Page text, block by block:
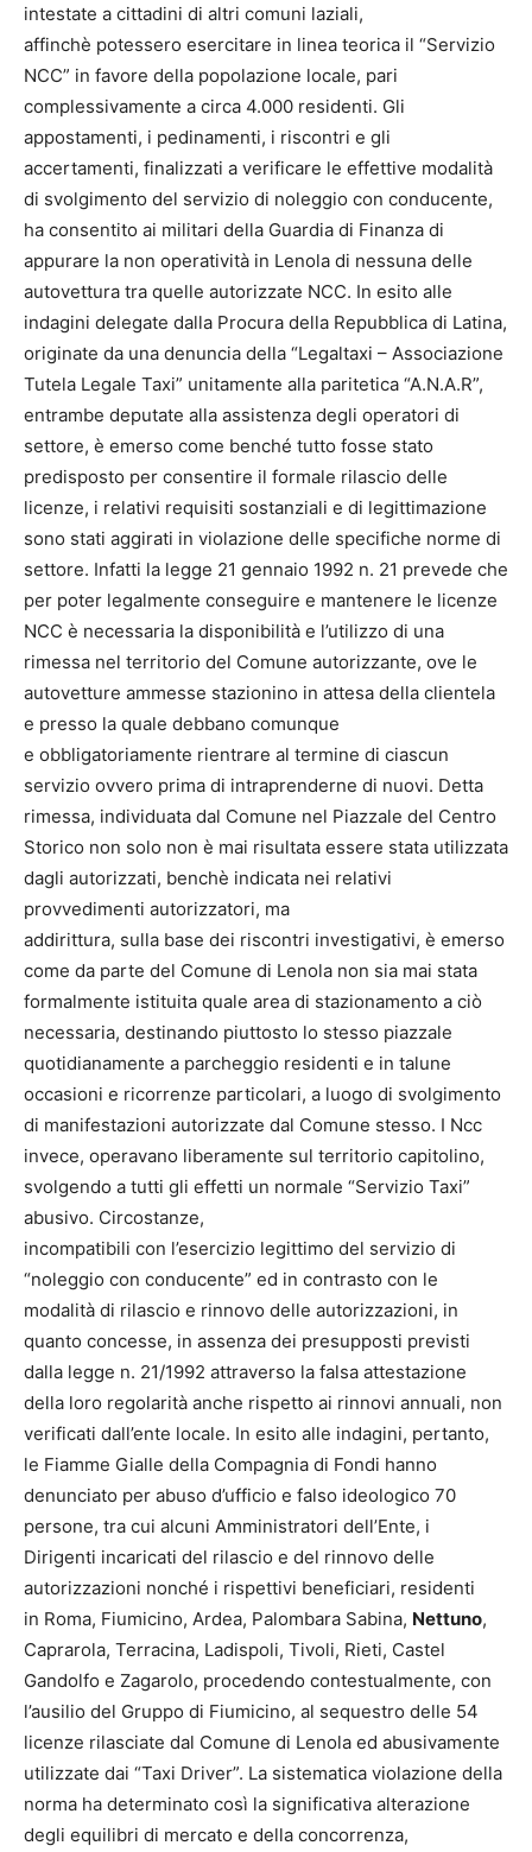
intestate a cittadini di altri comuni laziali,
affinchè potessero esercitare in linea teorica il “Servizio
NCC” in favore della popolazione locale, pari
complessivamente a circa 4.000 residenti. Gli
appostamenti, i pedinamenti, i riscontri e gli
accertamenti, finalizzati a verificare le effettive modalità
di svolgimento del servizio di noleggio con conducente,
ha consentito ai militari della Guardia di Finanza di
appurare la non operatività in Lenola di nessuna delle
autovettura tra quelle autorizzate NCC. In esito alle
indagini delegate dalla Procura della Repubblica di Latina,
originate da una denuncia della “Legaltaxi – Associazione
Tutela Legale Taxi” unitamente alla paritetica “A.N.A.R”,
entrambe deputate alla assistenza degli operatori di
settore, è emerso come benché tutto fosse stato
predisposto per consentire il formale rilascio delle
licenze, i relativi requisiti sostanziali e di legittimazione
sono stati aggirati in violazione delle specifiche norme di
settore. Infatti la legge 21 gennaio 1992 n. 21 prevede che
per poter legalmente conseguire e mantenere le licenze
NCC è necessaria la disponibilità e l’utilizzo di una
rimessa nel territorio del Comune autorizzante, ove le
autovetture ammesse stazionino in attesa della clientela
e presso la quale debbano comunque
e obbligatoriamente rientrare al termine di ciascun
servizio ovvero prima di intraprenderne di nuovi. Detta
rimessa, individuata dal Comune nel Piazzale del Centro
Storico non solo non è mai risultata essere stata utilizzata
dagli autorizzati, benchè indicata nei relativi
provvedimenti autorizzatori, ma
addirittura, sulla base dei riscontri investigativi, è emerso
come da parte del Comune di Lenola non sia mai stata
formalmente istituita quale area di stazionamento a ciò
necessaria, destinando piuttosto lo stesso piazzale
quotidianamente a parcheggio residenti e in talune
occasioni e ricorrenze particolari, a luogo di svolgimento
di manifestazioni autorizzate dal Comune stesso. I Ncc
invece, operavano liberamente sul territorio capitolino,
svolgendo a tutti gli effetti un normale “Servizio Taxi”
abusivo. Circostanze,
incompatibili con l’esercizio legittimo del servizio di
“noleggio con conducente” ed in contrasto con le
modalità di rilascio e rinnovo delle autorizzazioni, in
quanto concesse, in assenza dei presupposti previsti
dalla legge n. 21/1992 attraverso la falsa attestazione
della loro regolarità anche rispetto ai rinnovi annuali, non
verificati dall’ente locale. In esito alle indagini, pertanto,
le Fiamme Gialle della Compagnia di Fondi hanno
denunciato per abuso d’ufficio e falso ideologico 70
persone, tra cui alcuni Amministratori dell’Ente, i
Dirigenti incaricati del rilascio e del rinnovo delle
autorizzazioni nonché i rispettivi beneficiari, residenti
in Roma, Fiumicino, Ardea, Palombara Sabina, Nettuno,
Caprarola, Terracina, Ladispoli, Tivoli, Rieti, Castel
Gandolfo e Zagarolo, procedendo contestualmente, con
l’ausilio del Gruppo di Fiumicino, al sequestro delle 54
licenze rilasciate dal Comune di Lenola ed abusivamente
utilizzate dai “Taxi Driver”. La sistematica violazione della
norma ha determinato così la significativa alterazione
degli equilibri di mercato e della concorrenza,